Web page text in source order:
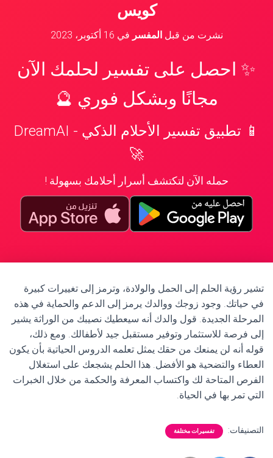
كويس
نشرت من قبلالمفسر في 16 أكتوبر، 2023
✨ احصل على تفسير لحلمك الآن
مجانًا وبشكل فوري 🔮
📱 تطبيق تفسير الأحلام الذكي - DreamAI
🚀
حمله الآن لتكتشف أسرار أحلامك بسهولة !
تشير رؤية الحلم إلى الحمل والولادة، وترمز إلى تغييرات كبيرة
في حياتك. وجود زوجك ووالدك يرمز إلى الدعم والحماية في هذه
المرحلة الجديدة. قول والدك أنه سيعطيك نصيبك من الوراثة يشير
إلى فرصة للاستثمار وتوفير مستقبل جيد لأطفالك. ومع ذلك،
قوله أنه لن يمنعك من حقك يمثل تعلمه الدروس الحياتية بأن يكون
العطاء والتضحية هو الأفضل. هذا الحلم يشجعك على استغلال
الفرص المتاحة لك واكتساب المعرفة والحكمة من خلال الخبرات
التي تمر بها في الحياة.
التصنيفات: تفسيرات مختلفة